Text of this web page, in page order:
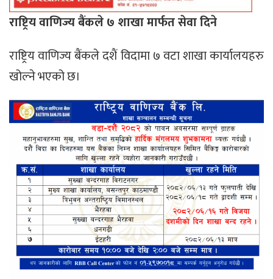
राष्ट्रिय वाणिज्य बैंकले ७ शाखा मार्फत सेवा दिने
राष्ट्रिय वाणिज्य बैंकले दशैं विदामा ७ वटा शाखा कार्यालयहरु
खोल्ने भएको छ।